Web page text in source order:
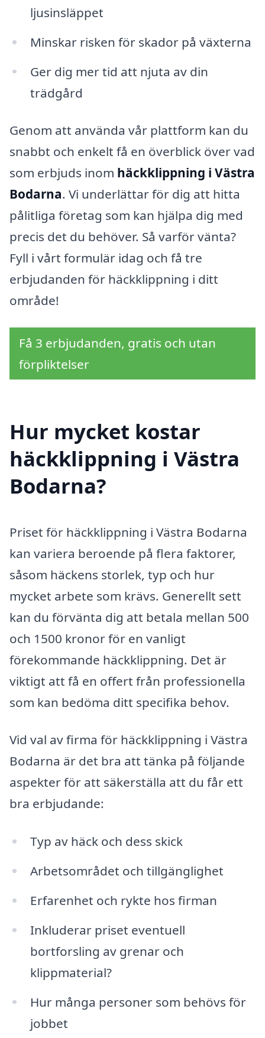
ljusinsläppet
Minskar risken för skador på växterna
Ger dig mer tid att njuta av din
trädgård
Genom att använda vår plattform kan du
snabbt och enkelt få en överblick över vad
som erbjuds inom häckklippning i Västra
Bodarna. Vi underlättar för dig att hitta
pålitliga företag som kan hjälpa dig med
precis det du behöver. Så varför vänta?
Fyll i vårt formulär idag och få tre
erbjudanden för häckklippning i ditt
område!
Få 3 erbjudanden, gratis och utan
förpliktelser
Hur mycket kostar
häckklippning i Västra
Bodarna?
Priset för häckklippning i Västra Bodarna
kan variera beroende på flera faktorer,
såsom häckens storlek, typ och hur
mycket arbete som krävs. Generellt sett
kan du förvänta dig att betala mellan 500
och 1500 kronor för en vanligt
förekommande häckklippning. Det är
viktigt att få en offert från professionella
som kan bedöma ditt specifika behov.
Vid val av firma för häckklippning i Västra
Bodarna är det bra att tänka på följande
aspekter för att säkerställa att du får ett
bra erbjudande:
Typ av häck och dess skick
Arbetsområdet och tillgänglighet
Erfarenhet och rykte hos firman
Inkluderar priset eventuell
bortforsling av grenar och
klippmaterial?
Hur många personer som behövs för
jobbet